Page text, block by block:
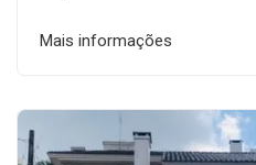
Mais informações